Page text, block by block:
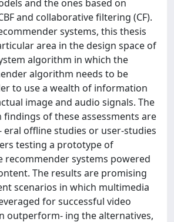
and the ones based on
and collaborative filtering (CF).
systems, this thesis
area in the design space of
algorithm in which the
algorithm needs to be
to use a wealth of information
image and audio signals. The
findings of these assessments are
eral offline studies or user-studies
testing a prototype of
recommender systems powered
The results are promising
scenarios in which multimedia
for successful video
outperform- ing the alternatives,